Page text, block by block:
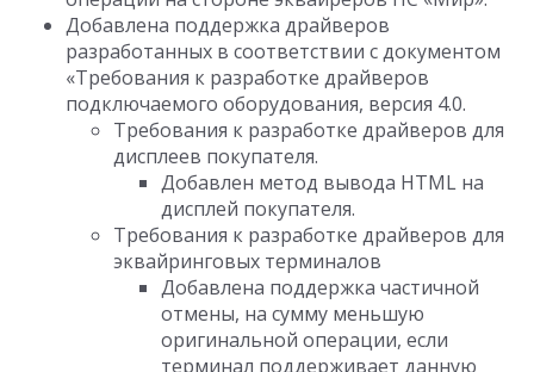
Добавлена поддержка драйверов
разработанных в соответствии с документом
«Требования к разработке драйверов
подключаемого оборудования, версия 4.0.
Требования к разработке драйверов для
дисплеев покупателя.
Добавлен метод вывода HTML на
дисплей покупателя.
Требования к разработке драйверов для
эквайринговых терминалов
Добавлена поддержка частичной
отмены, на сумму меньшую
оригинальной операции, если
терминал поддерживает данную